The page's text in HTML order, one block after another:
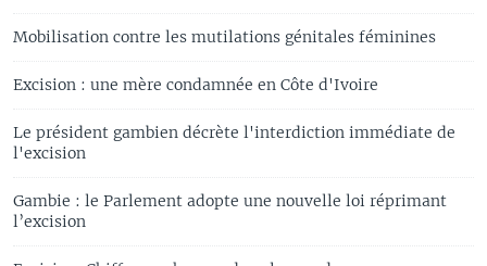
Mobilisation contre les mutilations génitales féminines
Excision : une mère condamnée en Côte d'Ivoire
Le président gambien décrète l'interdiction immédiate de
l'excision
Gambie : le Parlement adopte une nouvelle loi réprimant
l’excision